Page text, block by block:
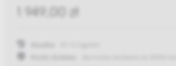
1 949,00 zł